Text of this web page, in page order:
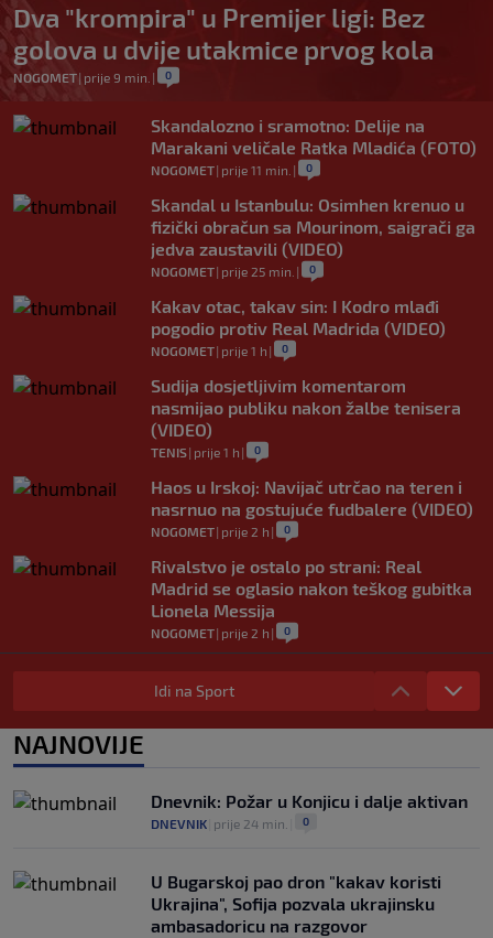
Dva "krompira" u Premijer ligi: Bez
golova u dvije utakmice prvog kola
NOGOMET| prije 9 min. | 0
Skandalozno i sramotno: Delije na
Marakani veličale Ratka Mladića (FOTO)
NOGOMET| prije 11 min. | 0
Skandal u Istanbulu: Osimhen krenuo u
fizički obračun sa Mourinom, saigrači ga
jedva zaustavili (VIDEO)
NOGOMET| prije 25 min. | 0
Kakav otac, takav sin: I Kodro mlađi
pogodio protiv Real Madrida (VIDEO)
NOGOMET| prije 1 h | 0
Sudija dosjetljivim komentarom
nasmijao publiku nakon žalbe tenisera
(VIDEO)
TENIS| prije 1 h | 0
Haos u Irskoj: Navijač utrčao na teren i
nasrnuo na gostujuće fudbalere (VIDEO)
NOGOMET| prije 2 h | 0
Rivalstvo je ostalo po strani: Real
Madrid se oglasio nakon teškog gubitka
Lionela Messija
NOGOMET| prije 2 h | 0
WNBA igračice odgovorile Kanteru
nakon provokacije: "Nećemo biti politički
0
FIFA-e je vaš novac", danas se suočava s
najvećom krizom
| prije 3 h
Idi na Sport
NAJNOVIJE
Dnevnik: Požar u Konjicu i dalje aktivan
DNEVNIK prije 24 min. 0
U Bugarskoj pao dron "kakav koristi
Ukrajina", Sofija pozvala ukrajinsku
ambasadoricu na razgovor